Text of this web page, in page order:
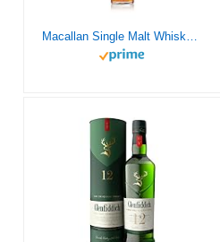
Macallan Single Malt Whisky Escoces 12 años Double Cask, alc. 40% 700ml - Incluye caja